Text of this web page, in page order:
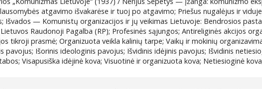
atgavimo išvakarėse ir tuoj po atgavimo; Priešus nugalėjus ir
Išvados — Komunistų organizacijos ir jų veikimas Lietuvoje: Bendrosios
Raudonoji Pagalba (RP); Profesinės sąjungos; Antireliginės akcijos
tikroji prasmė; Organizuota veikla kalinių tarpe; Vaikų ir mokinių
pavojus; Išorinis ideologinis pavojus; Išvidinis idėjinis pavojus; Išvidinis
Visapusiška idėjinė kova; Visuotinė ir organizuota kova; Netiesioginė